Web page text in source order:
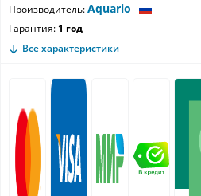
Производитель:Aquario
Гарантия: 1 год
Все характеристики